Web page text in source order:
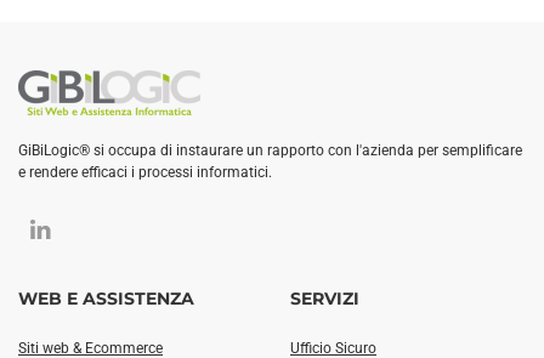
GiBiLogic® si occupa di instaurare un rapporto con l'azienda per semplificare
e rendere efficaci i processi informatici.
WEB E ASSISTENZA
Siti web & Ecommerce
SERVIZI
Ufficio Sicuro